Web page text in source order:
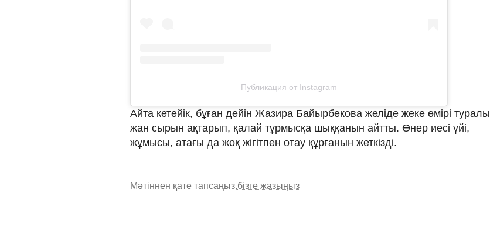
Публикация от Instagram
Айта кетейік, бұған дейін Жазира Байырбекова желіде жеке өмірі туралы
жан сырын ақтарып, қалай тұрмысқа шыққанын айтты. Өнер иесі үйі,
жұмысы, атағы да жоқ жігітпен отау құрғанын жеткізді.
Мәтіннен қате тапсаңыз,бізге жазыңыз